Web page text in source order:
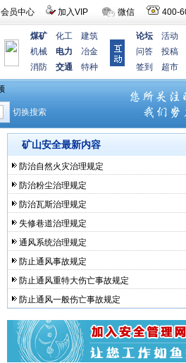
会员中心 加入VIP 微信 400-
煤矿 化工
建筑
机械
电力
冶金
消防
交通 特种
论坛 活动
问答
投稿
签到
超市
矿山安全最新内容
防治自然火灾治理规定
防治粉尘治理规定
防治瓦斯治理规定
失修巷道治理规定
通风系统治理规定
防止通风事故规定
防止通风重特大伤亡事故规定
防止通风一般伤亡事故规定